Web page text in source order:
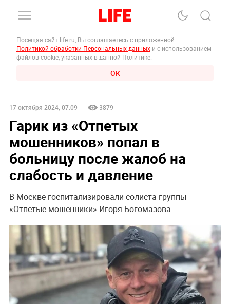
Посещая сайт life.ru, Вы соглашаетесь с приложенной
Политикой обработки Персональных данных и с использованием
файлов cookie, указанных в данной Политике.
ОК
17 октября 2024, 07:09 3879
Гарик из «Отпетых
мошенников» попал в
больницу после жалоб на
слабость и давление
В Москве госпитализировали солиста группы
«Отпетые мошенники» Игоря Богомазова